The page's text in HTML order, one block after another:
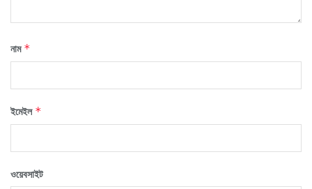
নাম *
ইমেইল *
ওয়েবসাইট